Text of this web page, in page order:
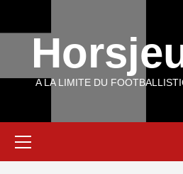
A LA LIMITE DU
principal